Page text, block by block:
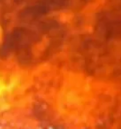
Ministarstvo
dosijea
Sunca